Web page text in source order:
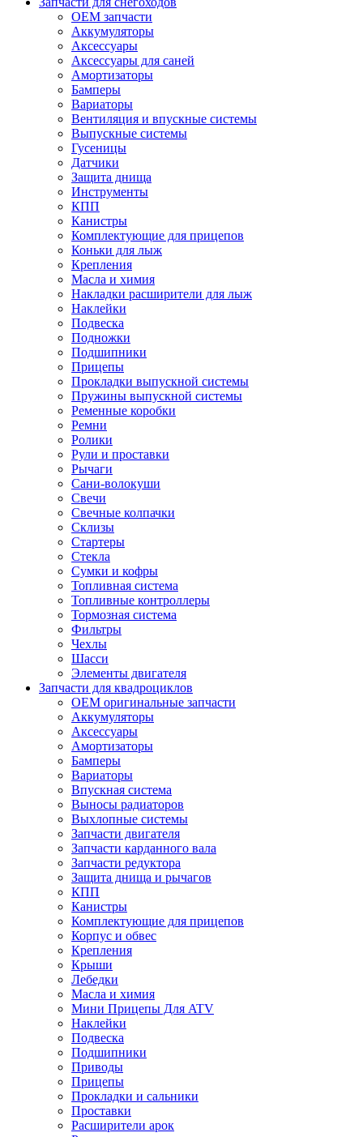
OEM запчасти
Аккумуляторы
Аксессуары
Аксессуары для саней
Амортизаторы
Бамперы
Вариаторы
Вентиляция и впускные системы
Выпускные системы
Гусеницы
Датчики
Защита днища
Инструменты
КПП
Канистры
Комплектующие для прицепов
Коньки для лыж
Крепления
Масла и химия
Накладки расширители для лыж
Наклейки
Подвеска
Подножки
Подшипники
Прицепы
Прокладки выпускной системы
Пружины выпускной системы
Ременные коробки
Ремни
Ролики
Рули и проставки
Рычаги
Сани-волокуши
Свечи
Свечные колпачки
Склизы
Стартеры
Стекла
Сумки и кофры
Топливная система
Топливные контроллеры
Тормозная система
Фильтры
Чехлы
Шасси
Элементы двигателя
Запчасти для квадроциклов
OEM оригинальные запчасти
Аккумуляторы
Аксессуары
Амортизаторы
Бамперы
Вариаторы
Впускная система
Выносы радиаторов
Выхлопные системы
Запчасти двигателя
Запчасти карданного вала
Запчасти редуктора
Защита днища и рычагов
КПП
Канистры
Комплектующие для прицепов
Корпус и обвес
Крепления
Крыши
Лебедки
Масла и химия
Мини Прицепы Для ATV
Наклейки
Подвеска
Подшипники
Приводы
Прицепы
Прокладки и сальники
Проставки
Расширители арок